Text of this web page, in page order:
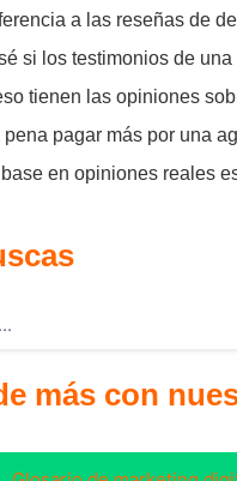
más con